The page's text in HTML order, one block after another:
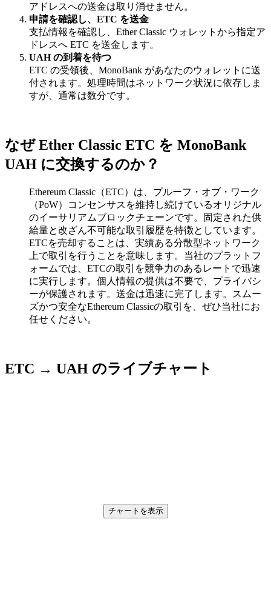
アドレスへの送金は取り消せません。
申請を確認し、ETC を送金
支払情報を確認し、Ether Classic ウォレットから指定ア
ドレスへ ETC を送金します。
UAH の到着を待つ
ETC の受領後、MonoBank があなたのウォレットに送
付されます。処理時間はネットワーク状況に依存しま
すが、通常は数分です。
なぜ Ether Classic ETC を MonoBank
UAH に交換するのか？
Ethereum Classic（ETC）は、プルーフ・オブ・ワーク
（PoW）コンセンサスを維持し続けているオリジナル
のイーサリアムブロックチェーンです。固定された供
給量と改ざん不可能な取引履歴を特徴としています。
ETCを売却することは、実績ある分散型ネットワーク
上で取引を行うことを意味します。当社のプラットフ
ォームでは、ETCの取引を競争力のあるレートで迅速
に実行します。個人情報の提供は不要で、プライバシ
ーが保護されます。送金は迅速に完了します。スムー
ズかつ安全なEthereum Classicの取引を、ぜひ当社にお
任せください。
ETC → UAH のライブチャート
チャートを表示